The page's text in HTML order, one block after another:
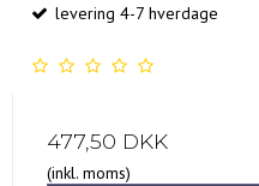
levering 4-7 hverdage
477,50 DKK
(inkl. moms)